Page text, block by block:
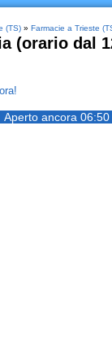
(TS)» Farmacie a Trieste
(orario dal
Aperto ancora